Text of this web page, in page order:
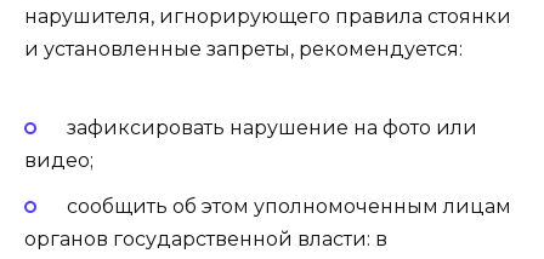
нарушителя, игнорирующего правила стоянки
и установленные запреты, рекомендуется:
зафиксировать нарушение на фото или
видео;
сообщить об этом уполномоченным лицам
органов государственной власти: в